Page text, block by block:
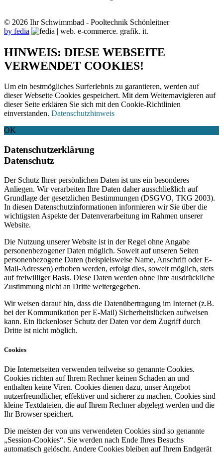
© 2026 Ihr Schwimmbad - Pooltechnik Schönleitner
by fedia
HINWEIS: DIESE WEBSEITE
VERWENDET COOKIES!
Um ein bestmögliches Surferlebnis zu garantieren, werden auf
dieser Webseite Cookies gespeichert. Mit dem Weiternavigieren auf
dieser Seite erklären Sie sich mit den Cookie-Richtlinien
einverstanden. Datenschutzhinweis
OK
Datenschutzerklärung
Datenschutz
Der Schutz Ihrer persönlichen Daten ist uns ein besonderes
Anliegen. Wir verarbeiten Ihre Daten daher ausschließlich auf
Grundlage der gesetzlichen Bestimmungen (DSGVO, TKG 2003).
In diesen Datenschutzinformationen informieren wir Sie über die
wichtigsten Aspekte der Datenverarbeitung im Rahmen unserer
Website.
Die Nutzung unserer Website ist in der Regel ohne Angabe
personenbezogener Daten möglich. Soweit auf unseren Seiten
personenbezogene Daten (beispielsweise Name, Anschrift oder E-
Mail-Adressen) erhoben werden, erfolgt dies, soweit möglich, stets
auf freiwilliger Basis. Diese Daten werden ohne Ihre ausdrückliche
Zustimmung nicht an Dritte weitergegeben.
Wir weisen darauf hin, dass die Datenübertragung im Internet (z.B.
bei der Kommunikation per E-Mail) Sicherheitslücken aufweisen
kann. Ein lückenloser Schutz der Daten vor dem Zugriff durch
Dritte ist nicht möglich.
Cookies
Die Internetseiten verwenden teilweise so genannte Cookies.
Cookies richten auf Ihrem Rechner keinen Schaden an und
enthalten keine Viren. Cookies dienen dazu, unser Angebot
nutzerfreundlicher, effektiver und sicherer zu machen. Cookies sind
kleine Textdateien, die auf Ihrem Rechner abgelegt werden und die
Ihr Browser speichert.
Die meisten der von uns verwendeten Cookies sind so genannte
„Session-Cookies“. Sie werden nach Ende Ihres Besuchs
automatisch gelöscht. Andere Cookies bleiben auf Ihrem Endgerät